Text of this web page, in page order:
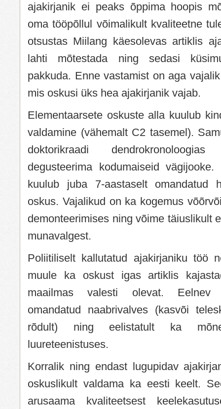
ajakirjanik ei peaks õppima hoopis
oma tööpõllul võimalikult kvaliteetne
otsustas Miilang käesolevas artiklis
lahti mõtestada ning sedasi
pakkuda. Enne vastamist on aga
mis oskusi üks hea ajakirjanik vajab.
Elementaarsete oskuste alla kuulub
valdamine (vähemalt C2 tasemel).
doktorikraadi
degusteerima kodumaiseid
kuulub juba 7-aastaselt omandatud
oskus. Vajalikud on ka kogemus
demonteerimises ning võime täiuslikult
munavalgest.
Poliitiliselt kallutatud ajakirjaniku töö
muule ka oskust igas artiklis
maailmas valesti olevat. Eelnev
omandatud naabrivalves (kasvõi
rõdult) ning eelistatult ka
luureteenistuses.
Korralik ning endast lugupidav
oskuslikult valdama ka eesti keelt.
arusaama kvaliteetsest